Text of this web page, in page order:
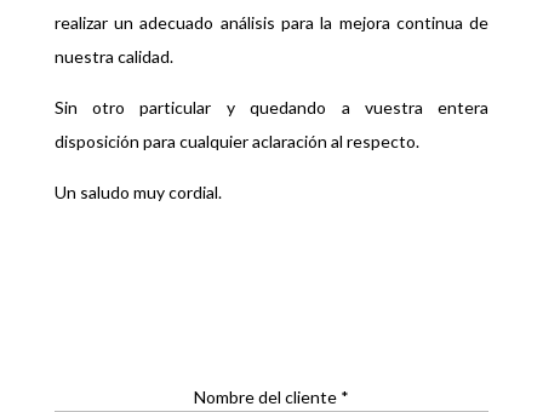
realizar un adecuado análisis para la mejora continua de
nuestra calidad.
Sin otro particular y quedando a vuestra entera
disposición para cualquier aclaración al respecto.
Un saludo muy cordial.
Nombre del cliente *